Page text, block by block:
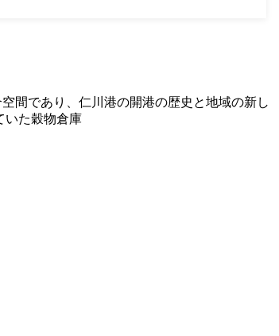
間であり、仁川港の開港の歴史と地域の新し
いた穀物倉庫